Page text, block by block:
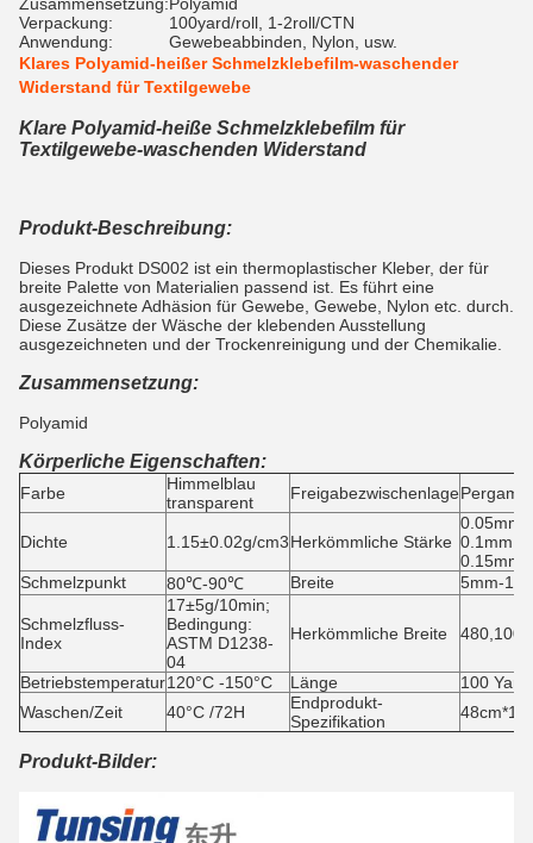
Verpackung:
100yard/roll, 1-2roll/CTN
Anwendung:
Gewebeabbinden, Nylon, usw.
Klares Polyamid-heißer Schmelzklebefilm-waschender
Widerstand für Textilgewebe
Klare Polyamid-heiße Schmelzklebefilm für
Textilgewebe-waschenden Widerstand
Produkt-Beschreibung:
Dieses Produkt DS002 ist ein thermoplastischer Kleber, der für
breite Palette von Materialien passend ist. Es führt eine
ausgezeichnete Adhäsion für Gewebe, Gewebe, Nylon etc. durch.
Diese Zusätze der Wäsche der klebenden Ausstellung
ausgezeichneten und der Trockenreinigung und der Chemikalie.
Zusammensetzung:
Polyamid
Körperliche Eigenschaften:
Farbe
Himmelblau
transparent
Freigabezwischenlage
Dichte 1.15±0.02g/cm3Herkömmliche Stärke
0.05mm,
0.1mm,
0.15mm,
Schmelzpunkt
80℃-90℃ Breite 5mm-
Schmelzfluss-
Index
17±5g/10min;
Bedingung:
ASTM D1238-
04
Herkömmliche Breite
Betriebstemperatur120°C -150°C Länge
100
Waschen/Zeit
40°C /72H
Endprodukt-
Spezifikation
Produkt-Bilder: